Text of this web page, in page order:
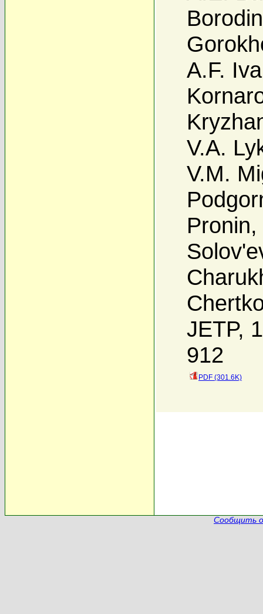
Borodin
A.F.
V.A.
V.M.
Pronin,
JETP,
912
PDF (301.6K)
Сообщить о